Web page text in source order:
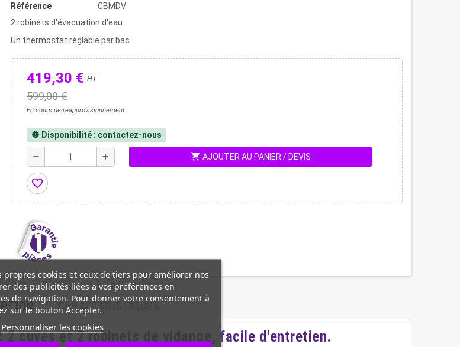
Référence
CBMDV
2 robinets d'évacuation d'eau
Un thermostat réglable par bac
419,30 € HT
599,00 €
En cours de réapprovisionnement
new_releases Disponibilité : contactez-nous
remove add shopping_cart AJOUTER AU PANIER / DEVIS
favorite_border
CARACTÉRISTIQUES
2 cuves et 2 robinets de vidange, facile d'entretien.
propres cookies et ceux de tiers pour améliorer nos
des publicités liées à vos préférences en
de navigation. Pour donner votre consentement à
sur le bouton Accepter.
Personnaliser les cookies